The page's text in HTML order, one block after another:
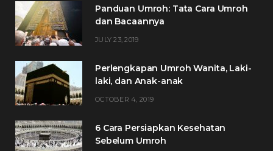
Panduan Umroh: Tata Cara Umroh
dan Bacaannya
JULY 23, 2019
Perlengkapan Umroh Wanita, Laki-
laki, dan Anak-anak
OCTOBER 4, 2019
6 Cara Persiapkan Kesehatan
Sebelum Umroh